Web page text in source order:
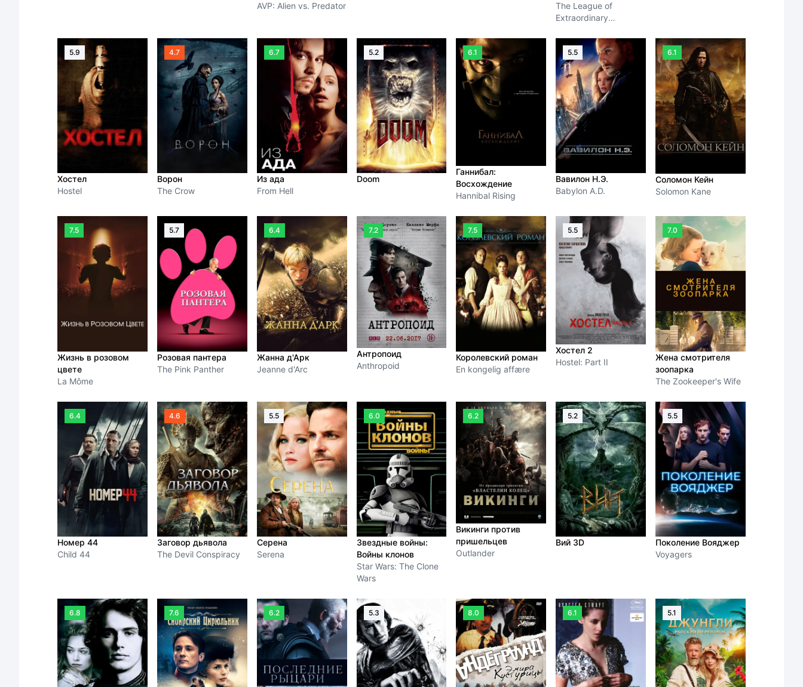
AVP: Alien vs. Predator
The League of
Extraordinary
5.9
Хостел
Hostel
4.7
Ворон
The Crow
6.7
Из ада
From Hell
5.2
Doom
6.1
Ганнибал:
Восхождение
Hannibal Rising
5.5
Вавилон Н.Э.
Babylon A.D.
6.1
Соломон Кейн
Solomon Kane
7.5
Жизнь в розовом
цвете
La Môme
5.7
Розовая пантера
The Pink Panther
6.4
Жанна д'Арк
Jeanne d'Arc
7.2
Антропоид
Anthropoid
7.5
Королевский роман
En kongelig affære
5.5
Хостел 2
Hostel: Part II
7.0
Жена смотрителя
зоопарка
The Zookeeper's Wife
6.4
Номер 44
Child 44
4.6
Заговор дьявола
The Devil Conspiracy
5.5
Серена
Serena
6.0
Звездные войны:
Войны клонов
Star Wars: The Clone
Wars
6.2
Викинги против
пришельцев
Outlander
5.2
Вий 3D
5.5
Поколение Вояджер
Voyagers
6.8 7.6 6.2 5.3 8.0 6.1 5.1